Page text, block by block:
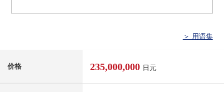
＞ 用语集
价格 235,000,000 日元